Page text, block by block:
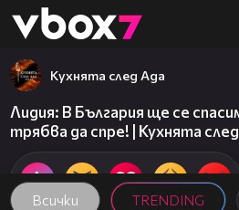
👾
Всички TRENDING
Кухнята след Ада
Лидия: В България ще се
трябва да спре! | Кухнята